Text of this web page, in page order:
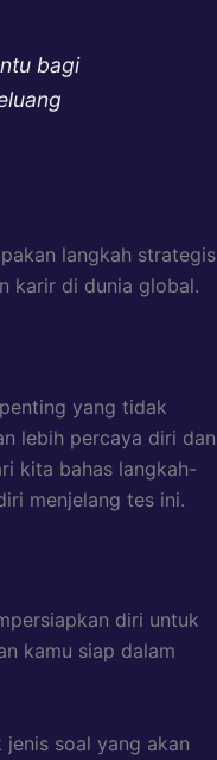
bagi
langkah strategis
karir di dunia global.
yang tidak
lebih percaya diri dan
kita bahas langkah-
menjelang tes ini.
diri untuk
kamu siap dalam
jenis soal yang akan